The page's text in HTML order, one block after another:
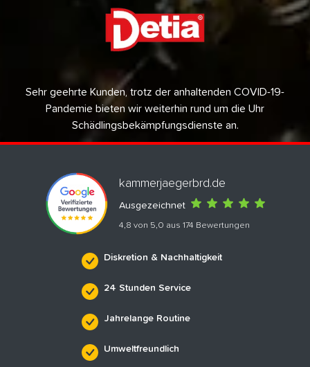
Sehr geehrte Kunden, trotz der anhaltenden COVID-19-
Pandemie bieten wir weiterhin rund um die Uhr
Schädlingsbekämpfungsdienste an.
kammerjaegerbrd.de
Ausgezeichnet
4,8 von 5,0 aus 174 Bewertungen
Diskretion & Nachhaltigkeit
24 Stunden Service
Jahrelange Routine
Umweltfreundlich